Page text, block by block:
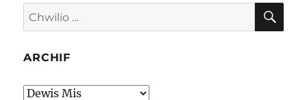
Chwilio
am:
ARCHIF
Archif